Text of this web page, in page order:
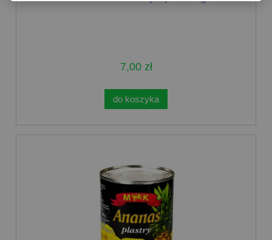
7,00 zł
do koszyka